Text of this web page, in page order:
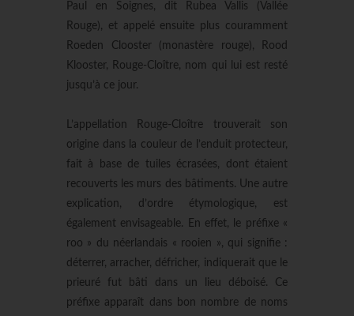
Paul en Soignes, dit Rubea Vallis (Vallée
Rouge), et appelé ensuite plus couramment
Roeden Clooster (monastère rouge), Rood
Klooster, Rouge-Cloître, nom qui lui est resté
jusqu’à ce jour.
L’appellation Rouge-Cloître trouverait son
origine dans la couleur de l’enduit protecteur,
fait à base de tuiles écrasées, dont étaient
recouverts les murs des bâtiments. Une autre
explication, d’ordre étymologique, est
également envisageable. En effet, le préfixe «
roo » du néerlandais « rooien », qui signifie :
déterrer, arracher, défricher, indiquerait que le
prieuré fut bâti dans un lieu déboisé. Ce
préfixe apparaît dans bon nombre de noms